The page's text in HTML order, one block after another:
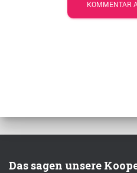
Das sagen unsere